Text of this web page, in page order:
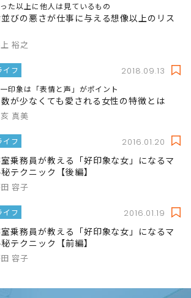
た以上に他人は見ているもの
びの悪さが仕事に与える想像以上のリス
裕之
イフ 2018.09.13
印象は「表情と声」がポイント
が少なくても愛される女性の特徴とは
真美
イフ 2016.01.20
乗務員が教える「好印象な女」になるマ
テクニック【後編】
容子
イフ 2016.01.19
乗務員が教える「好印象な女」になるマ
テクニック【前編】
容子